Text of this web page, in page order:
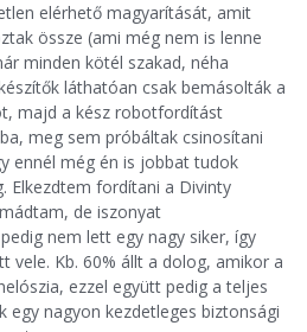
elérhető magyarítását, amit
össze (ami még nem is lenne
minden kötél szakad, néha
láthatóan csak bemásolták a
majd a kész robotfordítást
meg sem próbáltak csinosítani
ennél még én is jobbat tudok
Elkezdtem fordítani a Divinty
de iszonyat
nem lett egy nagy siker, így
vele. Kb. 60% állt a dolog, amikor a
ezzel együtt pedig a teljes
egy nagyon kezdetleges biztonsági